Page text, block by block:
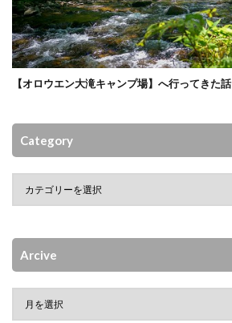
【オロウエン大滝キャンプ場】へ行ってきた話
Category
Arcive